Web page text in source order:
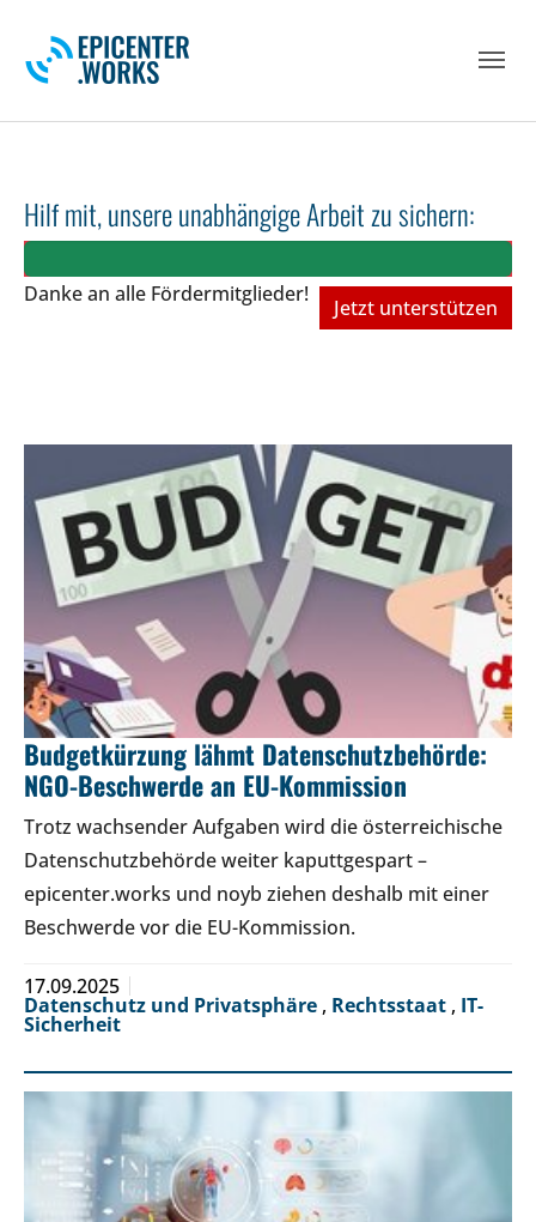
Hilf mit, unsere unabhängige Arbeit zu sichern:
Danke an alle Fördermitglieder!
Jetzt unterstützen
Budgetkürzung lähmt Datenschutzbehörde:
NGO-Beschwerde an EU-Kommission
Trotz wachsender Aufgaben wird die österreichische
Datenschutzbehörde weiter kaputtgespart –
epicenter.works und noyb ziehen deshalb mit einer
Beschwerde vor die EU-Kommission.
17.09.2025
Datenschutz und Privatsphäre , Rechtsstaat , IT-
Sicherheit